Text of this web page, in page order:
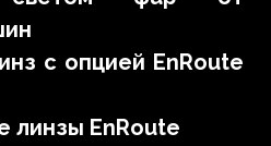
с опцией EnRoute
линзы EnRoute